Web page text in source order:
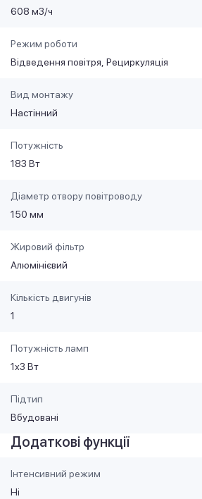
608 м3/ч
Режим роботи
Відведення повітря Рециркуляція
Вид монтажу
Настінний
Потужність
183 Вт
Діаметр отвору повітроводу
150 мм
Жировий фільтр
Алюмінієвий
Кількість двигунів
1
Потужність ламп
1х3 Вт
Підтип
Вбудовані
Додаткові функції
Інтенсивний режим
Ні